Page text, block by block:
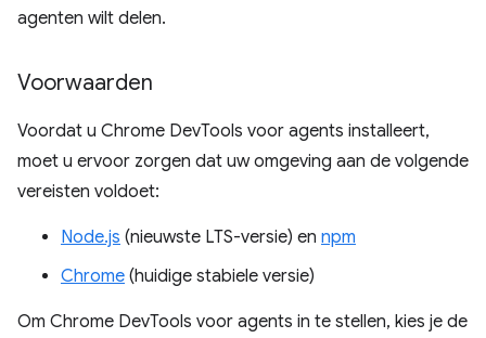
agenten wilt delen.
Voorwaarden
Voordat u Chrome DevTools voor agents installeert,
moet u ervoor zorgen dat uw omgeving aan de volgende
vereisten voldoet:
Node.js (nieuwste LTS-versie) en npm
Chrome (huidige stabiele versie)
Om Chrome DevTools voor agents in te stellen, kies je de